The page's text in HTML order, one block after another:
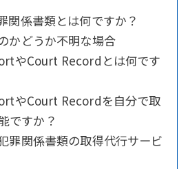
関係書類とは何ですか？
かどうか不明な場合
やCourt Recordとは何です
やCourt Recordを自分で取
ですか？
罪関係書類の取得代行サービ